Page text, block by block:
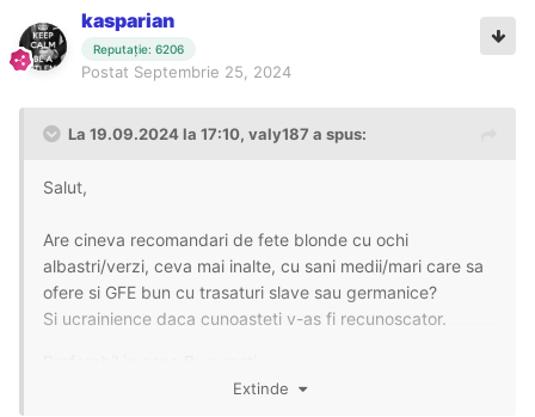
kasparian
Reputație: 6206
Postat Septembrie 25, 2024
La 19.09.2024 la 17:10, valy187 a spus:
Salut,
Are cineva recomandari de fete blonde cu ochi
albastri/verzi, ceva mai inalte, cu sani medii/mari care sa
ofere si GFE bun cu trasaturi slave sau germanice?
Si ucrainience daca cunoasteti v-as fi recunoscator.
Extinde